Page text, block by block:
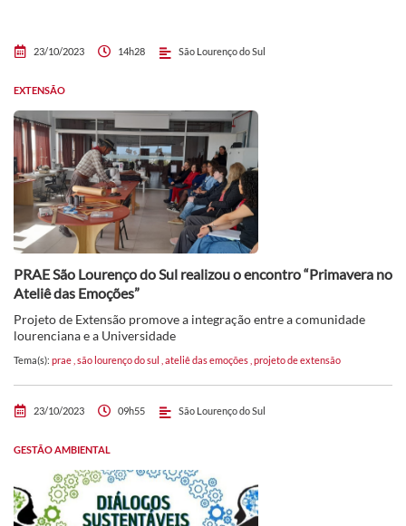
23/10/2023 14h28 São Lourenço do Sul
EXTENSÃO
PRAE São Lourenço do Sul realizou o encontro “Primavera no
Ateliê das Emoções”
Projeto de Extensão promove a integração entre a comunidade
lourenciana e a Universidade
Tema(s): prae são lourenço do sul ateliê das emoções projeto de extensão
23/10/2023 09h55 São Lourenço do Sul
GESTÃO AMBIENTAL